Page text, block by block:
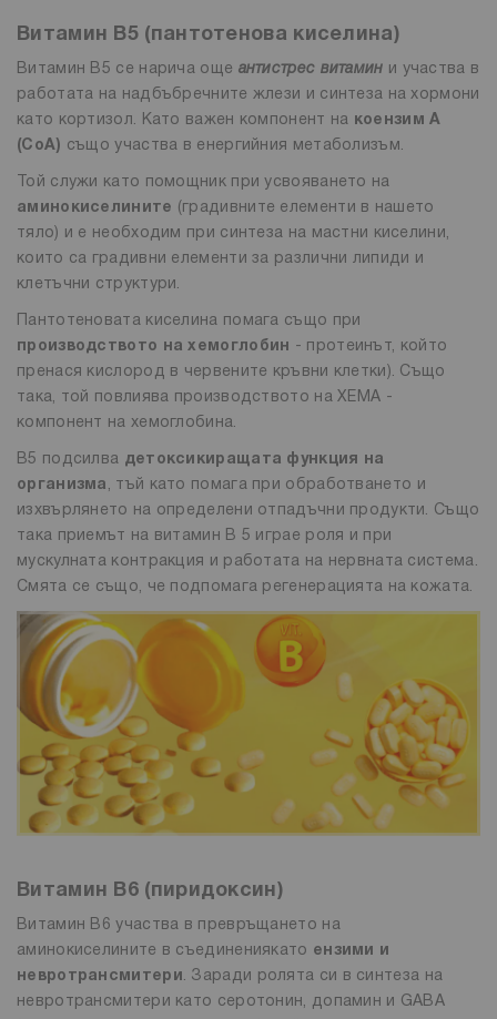
Витамин B5 (пантотенова киселина)
Витамин B5 се нарича още антистрес витамин и участва в
работата на надбъбречните жлези и синтеза на хормони
като кортизол. Като важен компонент на коензим А
(CoA) също участва в енергийния метаболизъм.
Той служи като помощник при усвояването на
аминокиселините
(градивните елементи в нашето
тяло) и е необходим при синтеза на мастни киселини,
които са градивни елементи за различни липиди и
клетъчни структури.
Пантотеновата киселина помага също при
производството на хемоглобин
- протеинът, който
пренася кислород в червените кръвни клетки). Също
така, той повлиява производството на ХЕМА -
компонент на хемоглобина.
B5 подсилва детоксикиращата функция на
организма , тъй като помага при обработването и
изхвърлянето на определени отпадъчни продукти. Също
така приемът на витамин В 5 играе роля и при
мускулната контракция и работата на нервната система.
Смята се също, че подпомага регенерацията на кожата.
Витамин B6 (пиридоксин)
Витамин B6 участва в превръщането на
аминокиселините в съединениякато ензими и
невротрансмитери . Заради ролята си в синтеза на
невротрансмитери като серотонин, допамин и GABA